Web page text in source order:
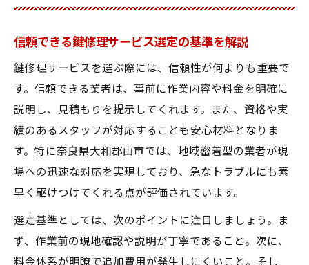
口コミで評判の鍵修理サービスを見極める
ト術
鍵が開かない時に役立つ鍵修理サービスの
流れ
緊急時に頼れる鍵修理サービスの探し方
迅速対応の鍵修理サービスを選ぶポイント
トラブル発生時の鍵修理サービス手配手順
奈良県大和郡山市における防犯向上のための鍵
修理とは
信頼できる鍵修理サービス選定の基準を解説
鍵修理サービスを選ぶ際には、信頼性が何よりも重要で
す。信頼できる業者は、事前に作業内容や料金を明確に
説明し、見積もりを提示してくれます。また、資格や実
績のあるスタッフが対応することも安心材料となりま
す。特に奈良県大和郡山市では、地域密着型の業者が現
場への迅速な対応を実現しており、急なトラブルにも素
早く駆けつけてくれる点が評価されています。
選定基準としては、次のポイントに注目しましょう。ま
ず、作業前の現地確認や説明が丁寧であること。次に、
料金体系が明瞭で追加費用が発生しにくいこと。そし